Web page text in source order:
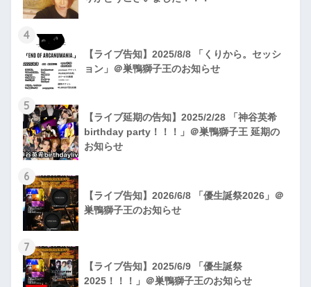
4
【ライブ告知】2025/8/8 「くりから。セッシ
ョン」＠巣鴨獅子王のお知らせ
5
【ライブ延期の告知】2025/2/28 「神谷英希
birthday party！！！」＠巣鴨獅子王 延期の
お知らせ
6
【ライブ告知】2026/6/8 「優生誕祭2026」＠
巣鴨獅子王のお知らせ
7
【ライブ告知】2025/6/9 「優生誕祭
2025！！！」＠巣鴨獅子王のお知らせ